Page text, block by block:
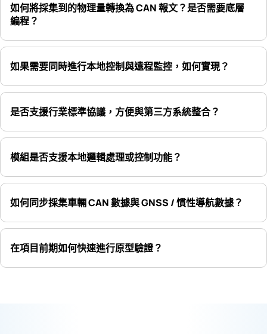
如何將採集到的物理量轉換為 CAN 報文？是否需要底層
編程？
如果需要同時進行本地控制與遠程監控，如何實現？
是否支援行業標準協議，方便與第三方系統整合？
模組是否支援本地邏輯處理或控制功能？
如何同步採集車輛 CAN 數據與 GNSS / 慣性導航數據？
在項目前期如何快速進行原型驗證？